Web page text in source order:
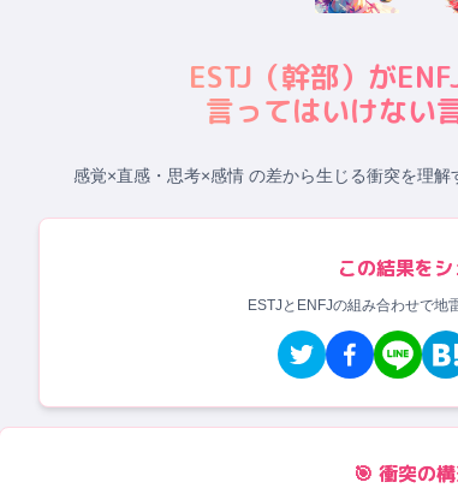
ESTJ （幹部）が
言ってはいけない
感覚×直感・思考×感情 の差から生じる衝突を理解
この結果を
ESTJとENFJの組み合わせで地
🎯 衝突の